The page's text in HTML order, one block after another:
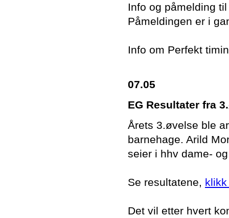
Info og påmelding
Påmeldingen er i
Info om Perfekt
07.05
EG Resultater fra
Årets 3.øvelse ble
barnehage. Arild
seier i hhv dame-
Se resultatene, klikk
Det vil etter hvert